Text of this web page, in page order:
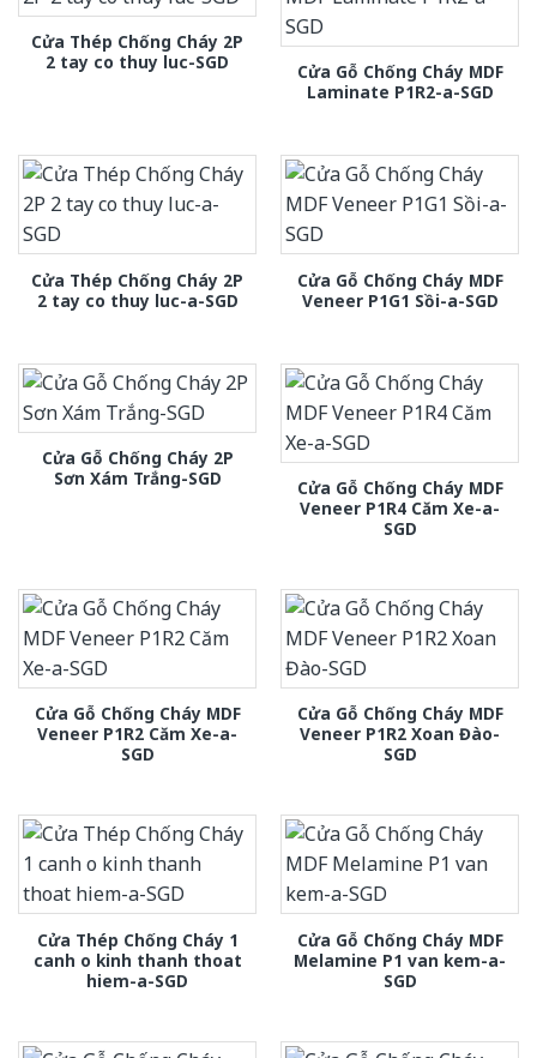
Cửa Thép Chống Cháy 2P
2 tay co thuy luc-SGD
Cửa Gỗ Chống Cháy MDF
Laminate P1R2-a-SGD
Cửa Thép Chống Cháy 2P
2 tay co thuy luc-a-SGD
Cửa Gỗ Chống Cháy MDF
Veneer P1G1 Sồi-a-SGD
Cửa Gỗ Chống Cháy 2P
Sơn Xám Trắng-SGD
Cửa Gỗ Chống Cháy MDF
Veneer P1R4 Căm Xe-a-
SGD
Cửa Gỗ Chống Cháy MDF
Veneer P1R2 Căm Xe-a-
SGD
Cửa Gỗ Chống Cháy MDF
Veneer P1R2 Xoan Đào-
SGD
Cửa Thép Chống Cháy 1
canh o kinh thanh thoat
hiem-a-SGD
Cửa Gỗ Chống Cháy MDF
Melamine P1 van kem-a-
SGD